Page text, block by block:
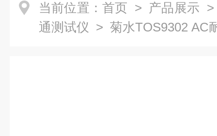
当前位置： 首页 > 产品展示
通测试仪 > 菊水TOS9302 AC